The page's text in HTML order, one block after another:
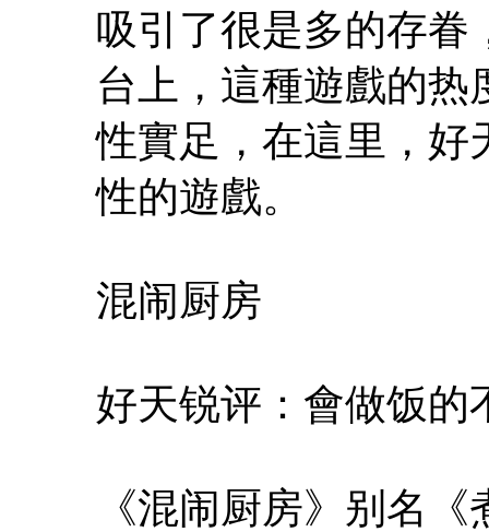
吸引了很是多的存眷
台上，這種遊戲的热
性實足，在這里，好
性的遊戲。
混闹厨房
好天锐评：會做饭的
《混闹厨房》别名